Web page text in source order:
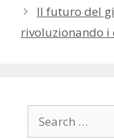
Il futuro del
rivoluzionando i
for: